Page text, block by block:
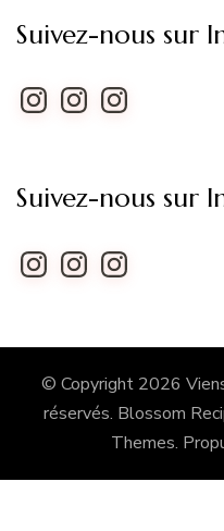
Suivez-nous sur
Instagram
InstagramInstagram
Suivez-nous sur
Instagram
InstagramInstagram
© Copyright 2026
réservés. Blossom
Themes.